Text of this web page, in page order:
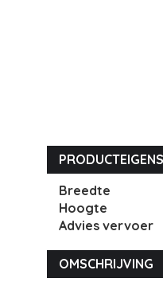
Breedte
Hoogte
Advies vervoer
OMSCHRIJVING